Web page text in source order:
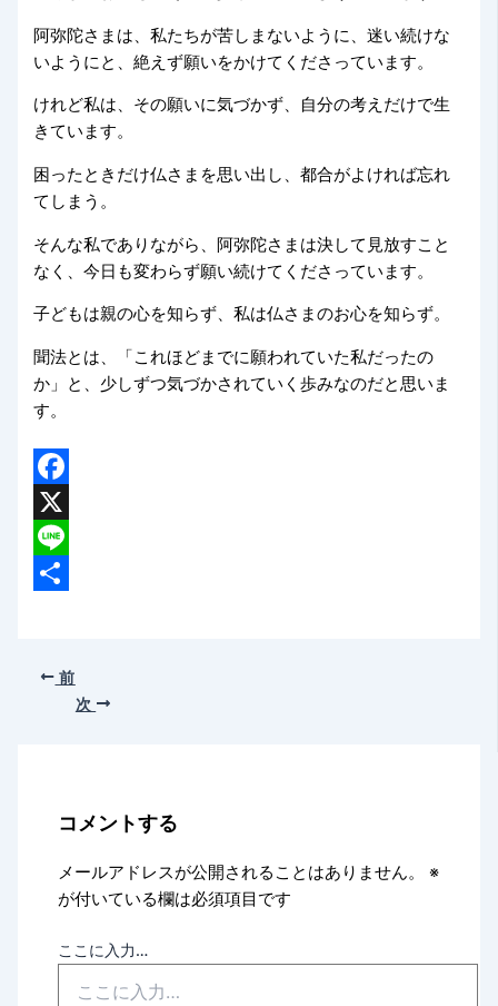
阿弥陀さまは、私たちが苦しまないように、迷い続けな
いようにと、絶えず願いをかけてくださっています。
けれど私は、その願いに気づかず、自分の考えだけで生
きています。
困ったときだけ仏さまを思い出し、都合がよければ忘れ
てしまう。
そんな私でありながら、阿弥陀さまは決して見放すこと
なく、今日も変わらず願い続けてくださっています。
子どもは親の心を知らず、私は仏さまのお心を知らず。
聞法とは、「これほどまでに願われていた私だったの
か」と、少しずつ気づかされていく歩みなのだと思いま
す。
Facebook
X
Line
前
次
コメントする
メールアドレスが公開されることはありません。
※
が付いている欄は必須項目です
ここに入力…